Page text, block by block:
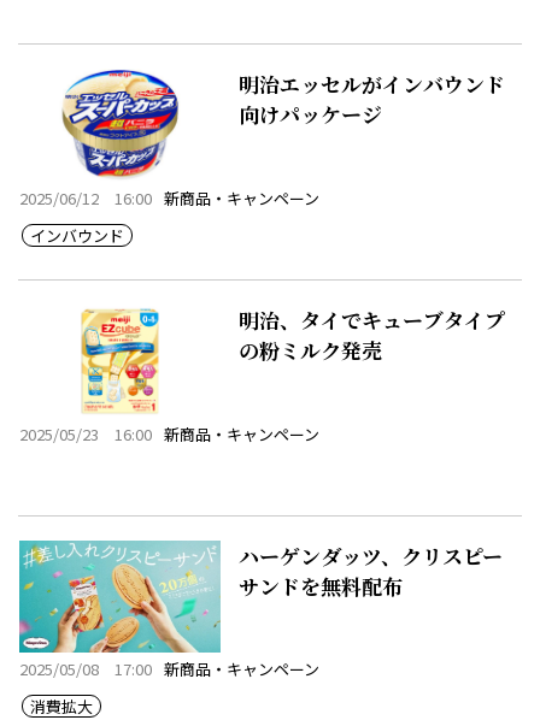
明治エッセルがインバウンド
向けパッケージ
2025/06/12 16:00 新商品・キャンペーン
インバウンド
明治、タイでキューブタイプ
の粉ミルク発売
2025/05/23 16:00 新商品・キャンペーン
ハーゲンダッツ、クリスピー
サンドを無料配布
2025/05/08 17:00 新商品・キャンペーン
消費拡大